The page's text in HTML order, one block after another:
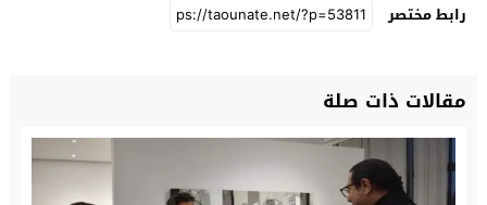
رابط مختصر
مقالات ذات صلة